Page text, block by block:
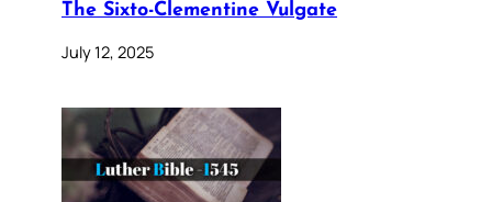
The Sixto-Clementine Vulgate
July 12, 2025